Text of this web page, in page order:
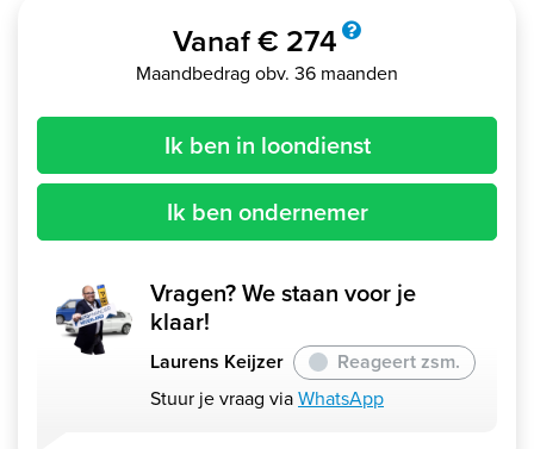
Vanaf € 274
Maandbedrag obv. 36 maanden
Ik ben in loondienst
Ik ben ondernemer
Vragen? We staan voor je
klaar!
Laurens Keijzer
Reageert zsm.
Stuur je vraag viaWhatsApp